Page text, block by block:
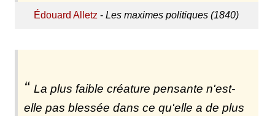
Édouard Alletz -Les maximes politiques (1840)
La plus faible créature pensante n'est-
elle pas blessée dans ce qu'elle a de plus